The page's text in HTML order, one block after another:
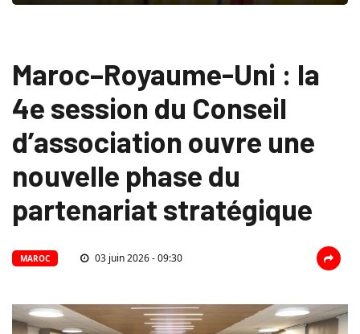
Maroc–Royaume-Uni : la
4e session du Conseil
d’association ouvre une
nouvelle phase du
partenariat stratégique
MAROC 03 juin 2026 - 09:30